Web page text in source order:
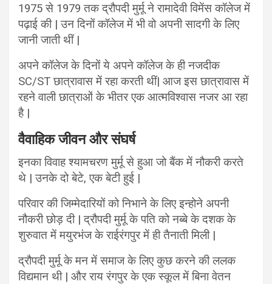
1975 से 1979 तक द्रौपदी मुर्मू ने रामादेवी विमेंस कॉलेज में
पढ़ाई की | उन दिनों कॉलेज में भी वो अपनी सादगी के लिए
जानी जाती थीं |
अपने कॉलेज के दिनों ये अपने कॉलेज के ही नजदीक
SC/ST छात्रावास में रहा करती थीं| आज इस छात्रावास में
रहने वाली छात्राओं के भीतर एक आत्मविश्वास नजर आ रहा
है |
वैवाहिक जीवन और संघर्ष
इनका विवाह श्यामचरण मुर्मू से हुआ जो बैंक में नौकरी करते
थे | उनके दो बेटे, एक बेटी हुई |
परिवार की जिम्मेदारियों को निभाने के लिए इन्होने अपनी
नौकरी छोड़ दी | द्रौपदी मुर्मू के पति को नब्बे के दशक के
शुरुवात में मयुरभंज के राईरंगपुर में ही तैनाती मिली |
द्रौपदी मुर्मू के मन में समाज के लिए कुछ करने की ललक
विद्यमान थी | और राय रंगपुर के एक स्कूल में बिना वेतन